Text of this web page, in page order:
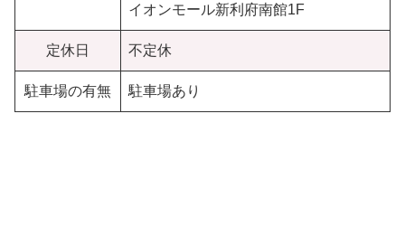
イオンモール新利府南館1F
定休日 不定休
駐車場の有無 駐車場あり